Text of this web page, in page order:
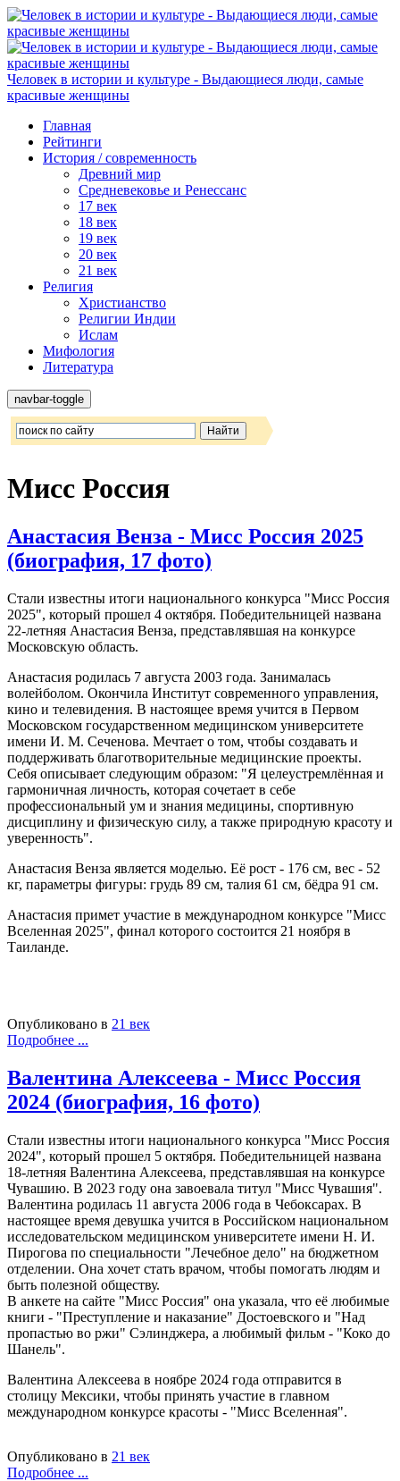
Человек в истории и культуре - Выдающиеся люди, самые
красивые женщины
Главная
Рейтинги
История / современность
Древний мир
Средневековье и Ренессанс
17 век
18 век
19 век
20 век
21 век
Религия
Христианство
Религии Индии
Ислам
Мифология
Литература
navbar-toggle
Мисс Россия
Анастасия Венза - Мисс Россия 2025
(биография, 17 фото)
Стали известны итоги национального конкурса "Мисс Россия
2025", который прошел 4 октября. Победительницей названа
22-летняя Анастасия Венза, представлявшая на конкурсе
Московскую область.
Анастасия родилась 7 августа 2003 года. Занималась
волейболом. Окончила Институт современного управления,
кино и телевидения. В настоящее время учится в Первом
Московском государственном медицинском университете
имени И. М. Сеченова. Мечтает о том, чтобы создавать и
поддерживать благотворительные медицинские проекты.
Себя описывает следующим образом: "Я целеустремлённая и
гармоничная личность, которая сочетает в себе
профессиональный ум и знания медицины, спортивную
дисциплину и физическую силу, а также природную красоту и
уверенность".
Анастасия Венза является моделью. Её рост - 176 см, вес - 52
кг, параметры фигуры: грудь 89 см, талия 61 см, бёдра 91 см.
Анастасия примет участие в международном конкурсе "Мисс
Вселенная 2025", финал которого состоится 21 ноября в
Таиланде.
Опубликовано в 21 век
Подробнее ...
Валентина Алексеева - Мисс Россия
2024 (биография, 16 фото)
Стали известны итоги национального конкурса "Мисс Россия
2024", который прошел 5 октября. Победительницей названа
18-летняя Валентина Алексеева, представлявшая на конкурсе
Чувашию. В 2023 году она завоевала титул "Мисс Чувашия".
Валентина родилась 11 августа 2006 года в Чебоксарах. В
настоящее время девушка учится в Российском национальном
исследовательском медицинском университете имени Н. И.
Пирогова по специальности "Лечебное дело" на бюджетном
отделении. Она хочет стать врачом, чтобы помогать людям и
быть полезной обществу.
В анкете на сайте "Мисс Россия" она указала, что её любимые
книги - "Преступление и наказание" Достоевского и "Над
пропастью во ржи" Сэлинджера, а любимый фильм - "Коко до
Шанель".
Валентина Алексеева в ноябре 2024 года отправится в
столицу Мексики, чтобы принять участие в главном
международном конкурсе красоты - "Мисс Вселенная".
Опубликовано в 21 век
Подробнее ...